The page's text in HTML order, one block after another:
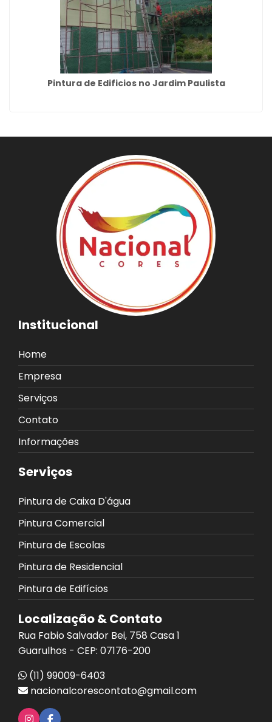
Pintura de Edificios no Jardim Paulista
Institucional
Home
Empresa
Serviços
Contato
Informações
Serviços
Pintura de Caixa D'água
Pintura Comercial
Pintura de Escolas
Pintura de Residencial
Pintura de Edifícios
Localização & Contato
Rua Fabio Salvador Bei, 758 Casa 1
Guarulhos - CEP: 07176-200
(11) 99009-6403
nacionalcorescontato@gmail.com